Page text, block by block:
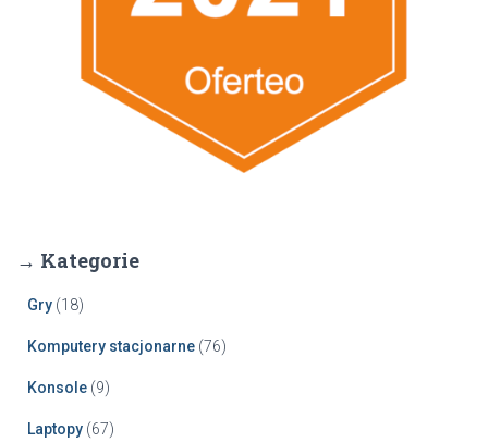
→ Kategorie
Gry (18)
Komputery stacjonarne (76)
Konsole (9)
Laptopy (67)